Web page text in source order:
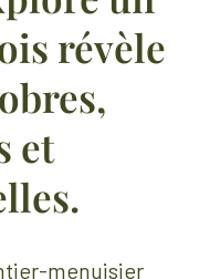
révèle
et
menuisier